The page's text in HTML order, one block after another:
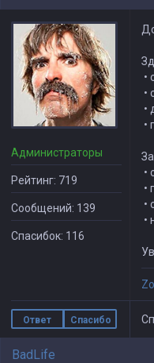
Администраторы
Рейтинг: 719
Сообщений: 139
Спасибок: 116
•
•
•
•
•
•
•
•
Ответ Спасибо
BadLife